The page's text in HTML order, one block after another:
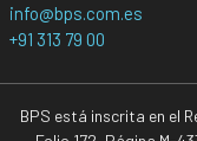
info@bps.com.es
+91 313 79 00
BPS está inscrita en el